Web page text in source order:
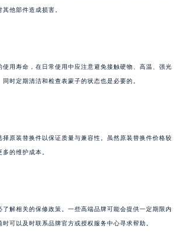
他部件造成损害。
使用寿命，在日常使用中应注意避免接触硬物、高温、强光
时定期清洁和检查表蒙子的状态也是必要的。
原装替换件以保证质量与兼容性。虽然原装替换件价格较
的维护成本。
解相关的保修政策。一些高端品牌可能会提供一定期限内
可以及时联系品牌官方或授权服务中心寻求帮助。